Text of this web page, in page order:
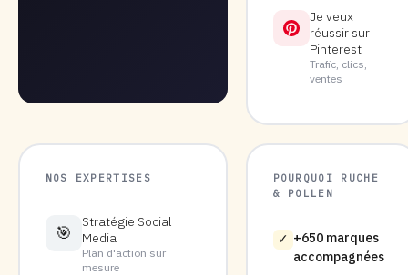
Je veux
réussir sur
Pinterest
Trafic, clics,
ventes
NOS EXPERTISES
🎯
Stratégie Social
Media
Plan d'action sur
mesure
POURQUOI RUCHE
& POLLEN
✓ +650 marques
accompagnées